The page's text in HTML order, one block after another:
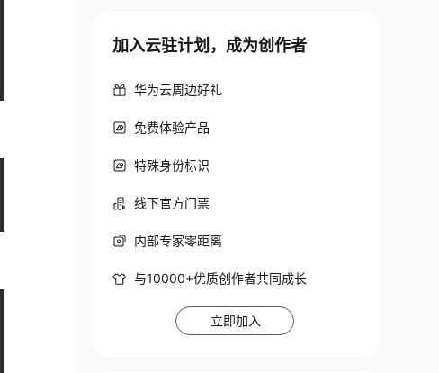
加入云驻计划，成为创作者
华为云周边好礼
免费体验产品
特殊身份标识
线下官方门票
内部专家零距离
与10000+优质创作者共同成长
立即加入